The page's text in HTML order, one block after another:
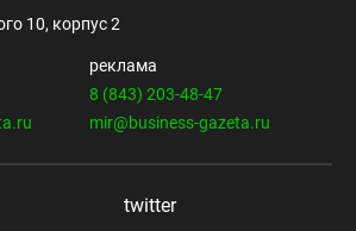
10, корпус 2
реклама
8 (843) 203-48-47
mir@business-gazeta.ru
twitter